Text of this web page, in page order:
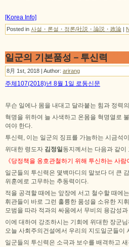
[Korea Info]
Posted in 사설・론설・정론/社説・論説・政論 |
일군의 기본품성－투신력
8月 1st, 2018 | Author: arirang
주체107(2018)년 8월 1일 로동신문
무슨 일에나 몸을 내대고 달라붙는 힘과 정력
혁명을 위하여 늘 사색하고 온몸을 혁명열로
여야 한다.
투신력, 이는 일군의 징표를 가늠하는 시금석
위대한 령도자 김정일동지께서는 다음과 같이
《당정책을 옹호관철하기 위해 투신하는 사람
일군들의 투신력은 몇백마디의 말보다 더 큰
위훈에로 고무하는 추동력이다.
적을 공격할 때에는 앞장에 서고 철수할 때에
휘관들이 바로 그런 훌륭한 품성을 소유한 지
모범을 따라 적과의 싸움에서 무비의 용감성
이에 대하여 강조하시는 기회에 위대한 장군
오늘 사회주의건설에서 우리의 지도일군들이
일군들의 투신력은 소극과 보수를 배격하고